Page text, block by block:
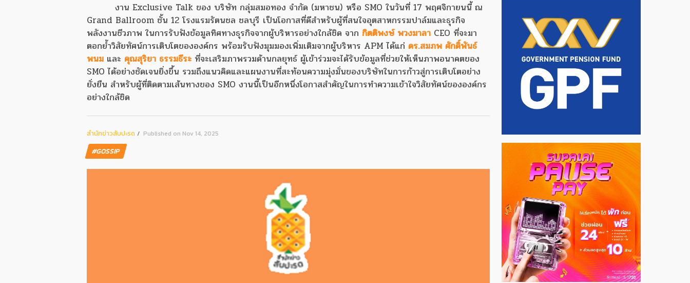
งาน Exclusive Talk ของ บริษัท กลุ่มสมอทอง จำกัด (มหาชน) หรือ SMO ในวันที่ 17 พฤศจิกายนนี้ ณ
Grand Ballroom ชั้น 12 โรงแรมรัตนชล ชลบุรี เป็นโอกาสที่ดีสำหรับผู้ที่สนใจอุตสาหกรรมปาล์มและธุรกิจ
พลังงานชีวภาพ ในการรับฟังข้อมูลทิศทางธุรกิจจากผู้บริหารอย่างใกล้ชิด จาก กิตติพงษ์ พวงมาลา CEO ที่จะมา
ตอกย้ำวิสัยทัศน์การเติบโตขององค์กร พร้อมรับฟังมุมมองเพิ่มเติมจากผู้บริหาร APM ได้แก่ ดร.สมภพ ศักดิ์พันธ์
พนม และ คุณสุริยา ธรรมธีระ ที่จะเสริมภาพรวมด้านกลยุทธ์ ผู้เข้าร่วมจะได้รับข้อมูลที่ช่วยให้เห็นภาพอนาคตของ
SMO ได้อย่างชัดเจนยิ่งขึ้น รวมถึงแนวคิดและแผนงานที่สะท้อนความมุ่งมั่นของบริษัทในการก้าวสู่การเติบโตอย่าง
ยั่งยืน สำหรับผู้ที่ติดตามเส้นทางของ SMO งานนี้เป็นอีกหนึ่งโอกาสสำคัญในการทำความเข้าใจวิสัยทัศน์ขององค์กร
อย่างใกล้ชิด
สํานักข่าวสับปะรด Published on Nov 14, 2025
#GOSSIP